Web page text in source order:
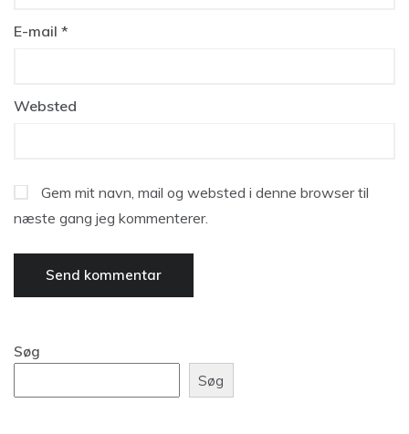
E-mail *
Websted
Gem mit navn, mail og websted i denne browser til
næste gang jeg kommenterer.
Søg
Søg